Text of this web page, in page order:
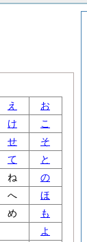
え
お
け
こ
せ
そ
て
と
ね
の
へ
ほ
め
も
よ